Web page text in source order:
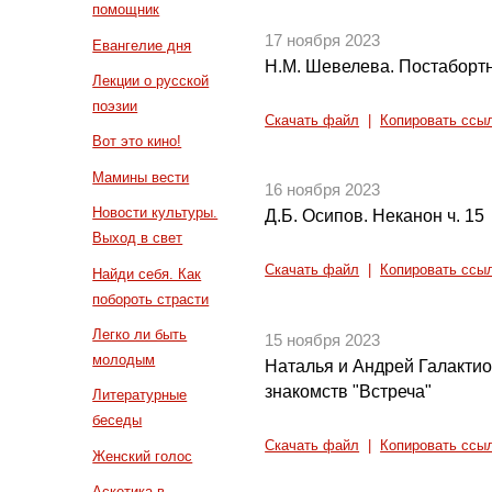
помощник
Евангелие дня
Лекции о русской
поэзии
Вот это кино!
Мамины вести
Новости культуры.
Выход в свет
Найди себя. Как
побороть страсти
Легко ли быть
молодым
Литературные
беседы
Женский голос
17 ноября 2023
Н.М. Шевелева.
Скачать файл Копировать
16 ноября 2023
Д.Б. Осипов. Неканон ч. 15
Скачать файл Копировать
15 ноября 2023
Наталья и Андрей
знакомств "Встреча"
Скачать файл Копировать